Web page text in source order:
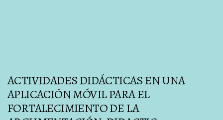
ACTIVIDADES DIDÁCTICAS EN UNA
APLICACIÓN MÓVIL PARA EL
FORTALECIMIENTO DE LA